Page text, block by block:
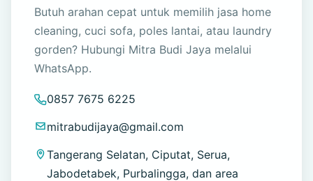
Butuh arahan cepat untuk memilih jasa home
cleaning, cuci sofa, poles lantai, atau laundry
gorden? Hubungi Mitra Budi Jaya melalui
WhatsApp.
0857 7675 6225
mitrabudijaya@gmail.com
Tangerang Selatan, Ciputat, Serua,
Jabodetabek, Purbalingga, dan area